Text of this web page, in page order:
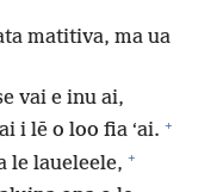
matitiva, ma ua
vai e inu ai,
i lē o loo fia ʻai. +
le laueleele, +